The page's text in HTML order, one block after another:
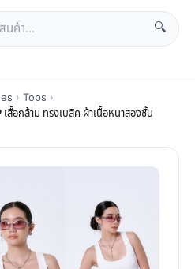
🔍
› Tops ›
อกล้าม ทรงเบสิค ผ้าเนื้อหนาสองชั้น